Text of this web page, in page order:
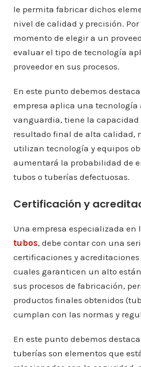
le permita fabricar dichos
nivel de calidad y precisión. Por
momento de elegir a un
evaluar el tipo de tecnología
proveedor en sus procesos.
En este punto debemos
empresa aplica una tecnología
vanguardia, tiene la capacidad
resultado final de alta calidad,
utilizan tecnología y equipos
aumentará la probabilidad de
tubos o tuberías defectuosas.
Certificación y
Una empresa especializada en
tubos, debe contar con una
certificaciones y
cuales garanticen un alto
sus procesos de fabricación,
productos finales obtenidos
cumplan con las normas y
En este punto debemos
tuberías son elementos que